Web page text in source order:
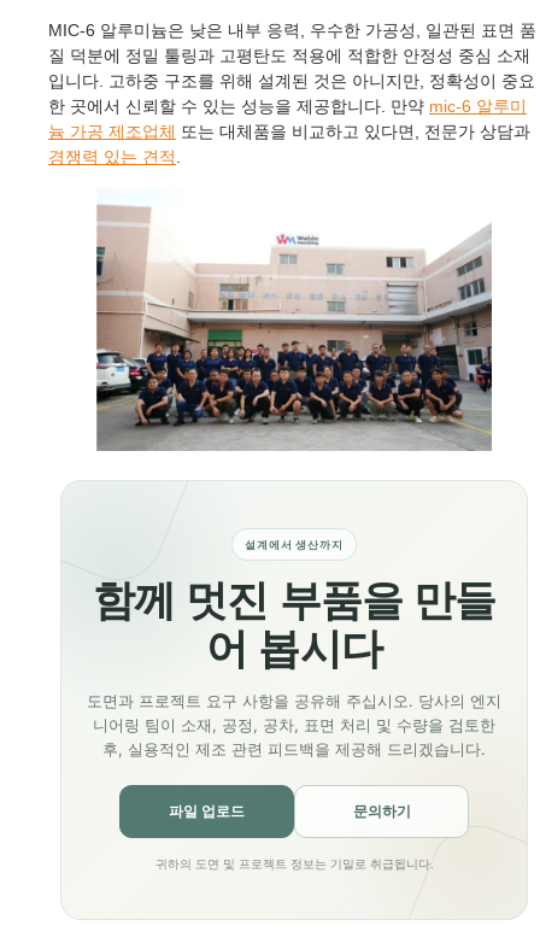
MIC-6 알루미늄은 낮은 내부 응력, 우수한 가공성, 일관된 표면 품
질 덕분에 정밀 툴링과 고평탄도 적용에 적합한 안정성 중심 소재
입니다. 고하중 구조를 위해 설계된 것은 아니지만, 정확성이 중요
한 곳에서 신뢰할 수 있는 성능을 제공합니다. 만약 mic-6 알루미
늄 가공 제조업체 또는 대체품을 비교하고 있다면, 전문가 상담과
경쟁력 있는 견적.
설계에서 생산까지
함께 멋진 부품을 만들
어 봅시다
도면과 프로젝트 요구 사항을 공유해 주십시오. 당사의 엔지
니어링 팀이 소재, 공정, 공차, 표면 처리 및 수량을 검토한
후, 실용적인 제조 관련 피드백을 제공해 드리겠습니다.
파일 업로드 문의하기
귀하의 도면 및 프로젝트 정보는 기밀로 취급됩니다.